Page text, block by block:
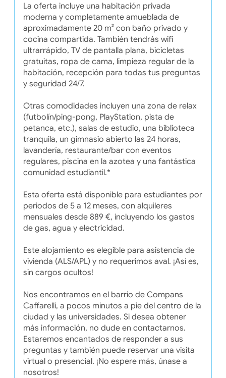
La oferta incluye una habitación privada
moderna y completamente amueblada de
aproximadamente 20 m² con baño privado y
cocina compartida. También tendrás wifi
ultrarrápido, TV de pantalla plana, bicicletas
gratuitas, ropa de cama, limpieza regular de la
habitación, recepción para todas tus preguntas
y seguridad 24/7.
Otras comodidades incluyen una zona de relax
(futbolín/ping-pong, PlayStation, pista de
petanca, etc.), salas de estudio, una biblioteca
tranquila, un gimnasio abierto las 24 horas,
lavandería, restaurante/bar con eventos
regulares, piscina en la azotea y una fantástica
comunidad estudiantil.*
Esta oferta está disponible para estudiantes por
periodos de 5 a 12 meses, con alquileres
mensuales desde 889 €, incluyendo los gastos
de gas, agua y electricidad.
Este alojamiento es elegible para asistencia de
vivienda (ALS/APL) y no requerimos aval. ¡Así es,
sin cargos ocultos!
Nos encontramos en el barrio de Compans
Caffarelli, a pocos minutos a pie del centro de la
ciudad y las universidades. Si desea obtener
más información, no dude en contactarnos.
Estaremos encantados de responder a sus
preguntas y también puede reservar una visita
virtual o presencial. ¡No espere más, únase a
nosotros!